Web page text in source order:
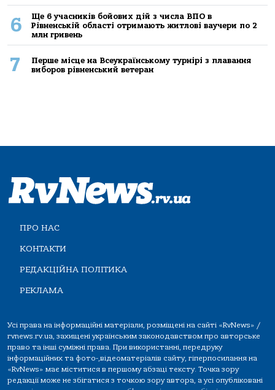
6
Ще 6 учасників бойових дій з числа ВПО в
Рівненській області отримають житлові ваучери по 2
млн гривень
7
Перше місце на Всеукраїнському турнірі з плавання
виборов рівненський ветеран
ПРО НАС
КОНТАКТИ
РЕДАКЦІЙНА ПОЛІТИКА
РЕКЛАМА
Усі права на інформаційні матеріали, розміщені на сайті «RvNews» /
rvnews.rv.ua, захищені українським законодавством про авторське
право та інші суміжні права. При використанні, передруку
інформаційних та фото-,відеоматеріалів сайту, гіперпосилання на
«RvNews» має міститися в першому абзаці тексту. Точка зору
редакції може не збігатися з точкою зору автора, а усі опубліковані